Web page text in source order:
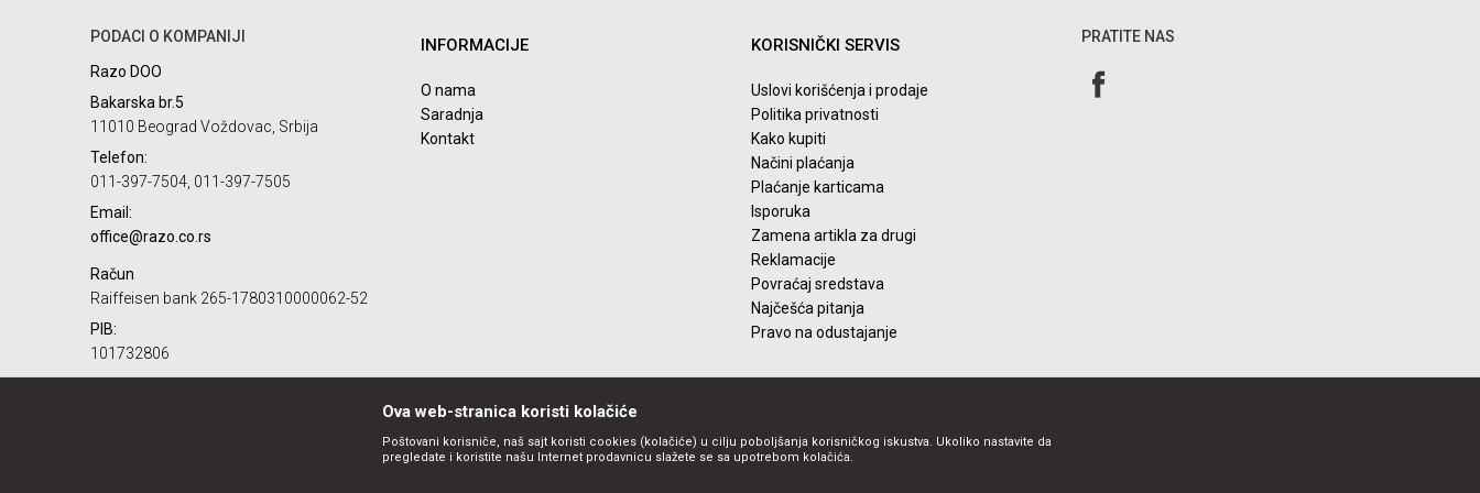
POŠALJI
PODACI O KOMPANIJI
Razo DOO
Bakarska br.5
11010 Beograd Voždovac, Srbija
Telefon:
011-397-7504, 011-397-7505
Email:
office@razo.co.rs
Račun
Raiffeisen bank 265-1780310000062-52
PIB:
101732806
INFORMACIJE
O nama
Saradnja
Kontakt
KORISNIČKI SERVIS
Uslovi korišćenja i prodaje
Politika privatnosti
Kako kupiti
Načini plaćanja
Plaćanje karticama
Isporuka
Zamena artikla za drugi
Reklamacije
Povraćaj sredstava
Najčešća pitanja
Pravo na odustajanje
PRATITE NAS
Ova web-stranica koristi kolačiće
Poštovani korisniče, naš sajt koristi cookies (kolačiće) u cilju poboljšanja korisničkog iskustva. Ukoliko nastavite da
pregledate i koristite našu Internet prodavnicu slažete se sa upotrebom kolačića.